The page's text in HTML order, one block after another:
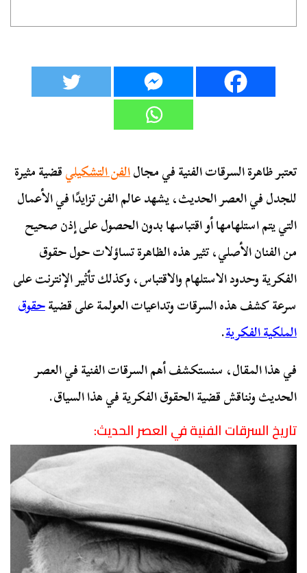
تعتبر ظاهرة السرقات الفنية في مجالالفن التشكيليقضية مثيرة
للجدل في العصر الحديث، يشهد عالم الفن تزايدًا في الأعمال
التي يتم استلهامها أو اقتباسها بدون الحصول على إذن صحيح
من الفنان الأصلي، تثير هذه الظاهرة تساؤلات حول حقوق
الفكرية وحدود الاستلهام والاقتباس، وكذلك تأثير الإنترنت على
سرعة كشف هذه السرقات وتداعيات العولمة على قضيةحقوق
الملكية الفكرية.
في هذا المقال، سنستكشف أهم السرقات الفنية في العصر
الحديث ونناقش قضية الحقوق الفكرية في هذا السياق.
تاريخ السرقات الفنية في العصر الحديث: